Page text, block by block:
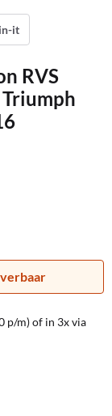
it
RVS
p/m) of in 3x via